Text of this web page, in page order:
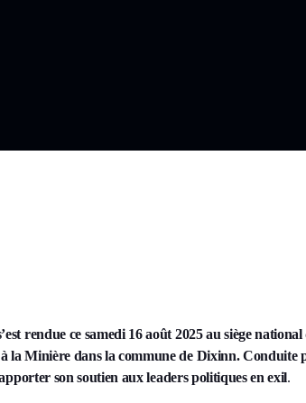
rendue ce samedi 16 août 2025 au siège national
la Minière dans la commune de Dixinn. Conduite
son soutien aux leaders politiques en exil.